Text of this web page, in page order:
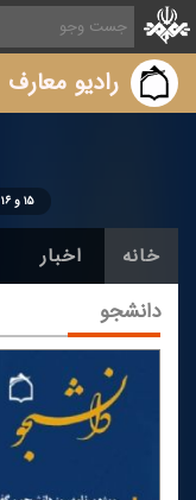
رادیو معارف
۱۵ و ۱۶ آذر از ساعت ۱۵:۰۰ به مدت ۴۰ دقیقه
خانه اخبار
دانشجو